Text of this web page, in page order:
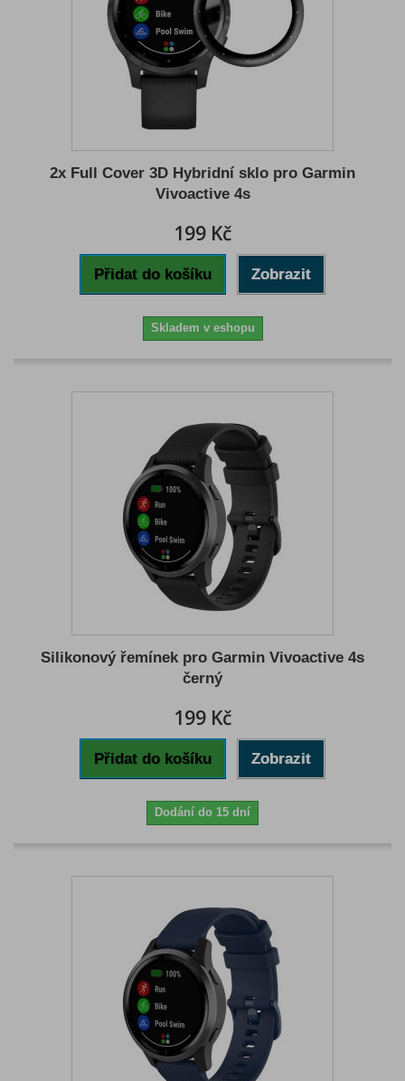
2x Full Cover 3D Hybridní sklo pro Garmin
Vivoactive 4s
199 Kč
Přidat do košíku Zobrazit
Skladem v eshopu
Silikonový řemínek pro Garmin Vivoactive 4s
černý
199 Kč
Přidat do košíku Zobrazit
Dodání do 15 dní